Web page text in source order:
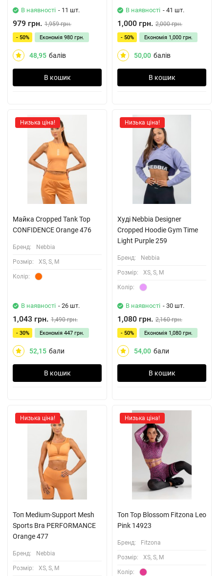
В наявності - 11 шт.
979 грн. 1,959 грн.
- 50% Економія 980 грн.
48,95 балів
В кошик
В наявності - 41 шт.
1,000 грн. 2,000 грн.
- 50% Економія 1,000 грн.
50,00 балів
В кошик
Низька ціна!
Майка Cropped Tank Top
CONFIDENCE Orange 476
Бренд: Nebbia
Розмiр: XS, S, M
Колiр:
В наявності - 26 шт.
1,043 грн. 1,490 грн.
- 30% Економія 447 грн.
52,15 бали
В кошик
Низька ціна!
Худі Nebbia Designer
Cropped Hoodie Gym Time
Light Purple 259
Бренд: Nebbia
Розмiр: XS, S, M
Колiр:
В наявності - 30 шт.
1,080 грн. 2,160 грн.
- 50% Економія 1,080 грн.
54,00 бали
В кошик
Низька ціна!
Топ Medium-Support Mesh
Sports Bra PERFORMANCE
Orange 477
Бренд: Nebbia
Розмiр: XS, S, M
Низька ціна!
Топ Top Blossom Fitzona Leo
Pink 14923
Бренд: Fitzona
Розмiр: XS, S, M
Колiр: